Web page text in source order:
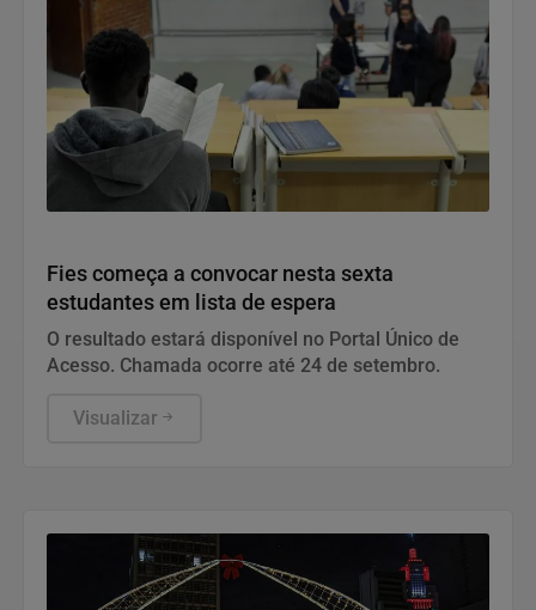
Fies começa a convocar nesta sexta
estudantes em lista de espera
O resultado estará disponível no Portal Único de
Acesso. Chamada ocorre até 24 de setembro.
Visualizar